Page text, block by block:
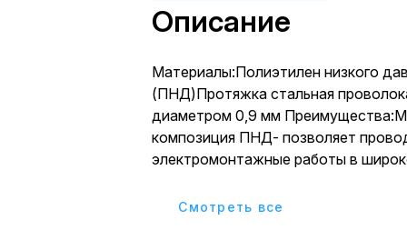
Описание
Материалы:Полиэтилен низкого
(ПНД)Протяжка стальная
диаметром 0,9 мм
композиция ПНД- позволяет
электромонтажные работы в
механических и изоляционных
Cмотреть все